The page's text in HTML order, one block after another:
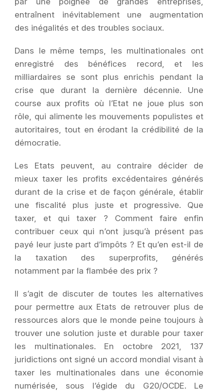
entraînent inévitablement une augmentation
des inégalités et des troubles sociaux.
Dans le même temps, les multinationales ont
enregistré des bénéfices record, et les
milliardaires se sont plus enrichis pendant la
crise que durant la dernière décennie. Une
course aux profits où l’Etat ne joue plus son
rôle, qui alimente les mouvements populistes et
autoritaires, tout en érodant la crédibilité de la
démocratie.
Les Etats peuvent, au contraire décider de
mieux taxer les profits excédentaires générés
durant de la crise et de façon générale, établir
une fiscalité plus juste et progressive. Que
taxer, et qui taxer ? Comment faire enfin
contribuer ceux qui n’ont jusqu’à présent pas
payé leur juste part d’impôts ? Et qu’en est-il de
la taxation des superprofits, générés
notamment par la flambée des prix ?
Il s’agit de discuter de toutes les alternatives
pour permettre aux Etats de retrouver plus de
ressources alors que le monde peine toujours à
trouver une solution juste et durable pour taxer
les multinationales. En octobre 2021, 137
juridictions ont signé un accord mondial visant à
taxer les multinationales dans une économie
numérisée, sous l’égide du G20/OCDE. Le